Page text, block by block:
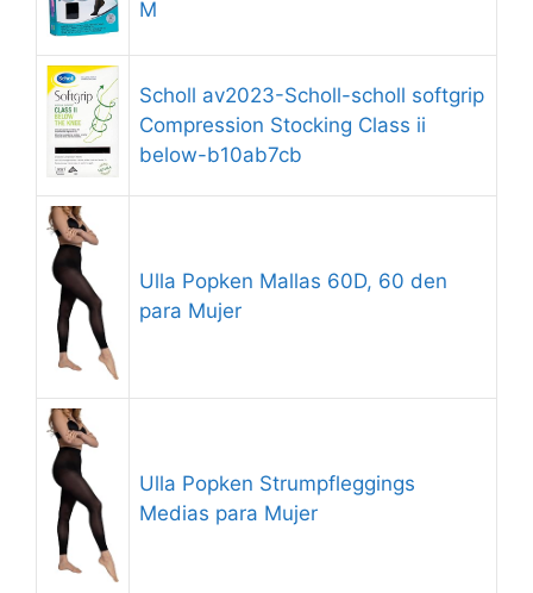
M
Scholl av2023-Scholl-scholl softgrip
Compression Stocking Class ii
below-b10ab7cb
Ulla Popken Mallas 60D, 60 den
para Mujer
Ulla Popken Strumpfleggings
Medias para Mujer